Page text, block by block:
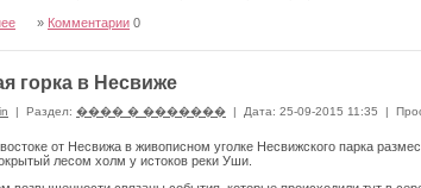
Не бойся, дитя.
стала гладить дочь, заплетать её волосы в мелкие
» Комментарии 0
горка в Несвиже
| Раздел: ���� � ������� | Дата: 25-09-2015 11:35 |
от Несвижа в живописном уголке Несвижского парка
лесом холм у истоков реки Уши.